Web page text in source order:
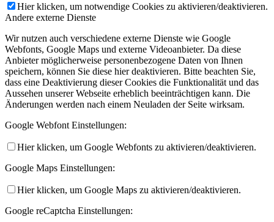
Hier klicken, um notwendige Cookies zu aktivieren/deaktivieren.
Andere externe Dienste
Wir nutzen auch verschiedene externe Dienste wie Google
Webfonts, Google Maps und externe Videoanbieter. Da diese
Anbieter möglicherweise personenbezogene Daten von Ihnen
speichern, können Sie diese hier deaktivieren. Bitte beachten Sie,
dass eine Deaktivierung dieser Cookies die Funktionalität und das
Aussehen unserer Webseite erheblich beeinträchtigen kann. Die
Änderungen werden nach einem Neuladen der Seite wirksam.
Google Webfont Einstellungen:
Hier klicken, um Google Webfonts zu aktivieren/deaktivieren.
Google Maps Einstellungen:
Hier klicken, um Google Maps zu aktivieren/deaktivieren.
Google reCaptcha Einstellungen: